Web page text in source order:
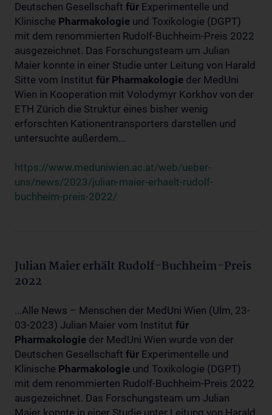
Deutschen Gesellschaft für Experimentelle und
Klinische Pharmakologie und Toxikologie (DGPT)
mit dem renommierten Rudolf-Buchheim-Preis 2022
ausgezeichnet. Das Forschungsteam um Julian
Maier konnte in einer Studie unter Leitung von Harald
Sitte vom Institut für Pharmakologie der MedUni
Wien in Kooperation mit Volodymyr Korkhov von der
ETH Zürich die Struktur eines bisher wenig
erforschten Kationentransporters darstellen und
untersuchte außerdem...
https://www.meduniwien.ac.at/web/ueber-
uns/news/2023/julian-maier-erhaelt-rudolf-
buchheim-preis-2022/
Julian Maier erhält Rudolf-Buchheim-Preis
2022
...Alle News – Menschen der MedUni Wien (Ulm, 23-
03-2023) Julian Maier vom Institut für
Pharmakologie der MedUni Wien wurde von der
Deutschen Gesellschaft für Experimentelle und
Klinische Pharmakologie und Toxikologie (DGPT)
mit dem renommierten Rudolf-Buchheim-Preis 2022
ausgezeichnet. Das Forschungsteam um Julian
Maier konnte in einer Studie unter Leitung von Harald